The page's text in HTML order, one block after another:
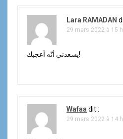
Lara RAMADAN
29 mars 2022 à 15
يسعدني أنّه أعجبك!
Wafaa dit :
29 mars 2022 à 14